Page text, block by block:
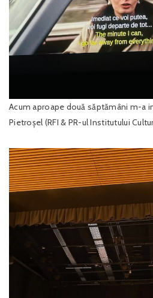
Acum aproape două săptămâni m-a
Pietroșel (RFI & PR-ul Institutului